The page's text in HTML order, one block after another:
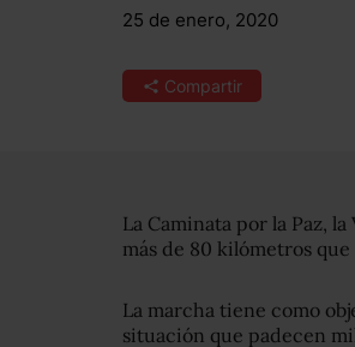
25 de enero, 2020
Compartir
La Caminata por la Paz,
más de 80 kilómetros
La marcha tiene como
situación que padecen